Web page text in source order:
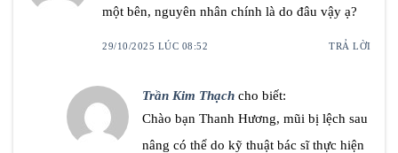
một bên, nguyên nhân chính là do đâu vậy ạ?
29/10/2025 LÚC 08:52 TRẢ LỜI
Trần Kim Thạch cho biết:
Chào bạn Thanh Hương, mũi bị lệch sau
nâng có thể do kỹ thuật bác sĩ thực hiện